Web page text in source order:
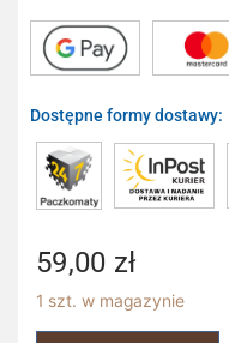
Dostępne formy dostawy:
59,00 zł
1 szt. w magazynie